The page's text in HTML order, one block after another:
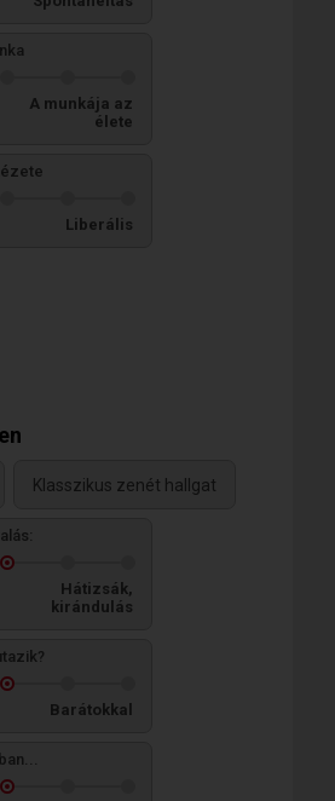
A munkája az
élete
Liberális
Klasszikus zenét hallgat
Hátizsák,
kirándulás
Barátokkal